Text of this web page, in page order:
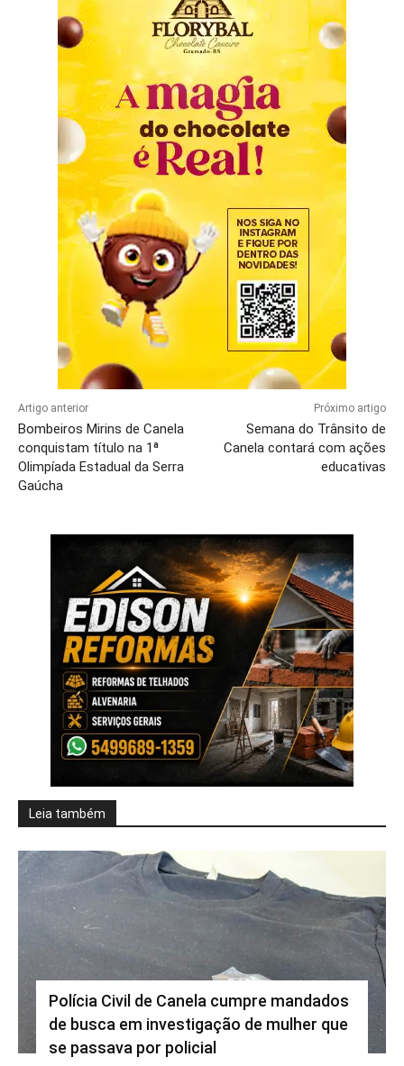
Artigo anterior
Bombeiros Mirins de Canela
conquistam título na 1ª
Olimpíada Estadual da Serra
Gaúcha
Próximo artigo
Semana do Trânsito de
Canela contará com ações
educativas
Leia também
Polícia Civil de Canela cumpre mandados
de busca em investigação de mulher que
se passava por policial